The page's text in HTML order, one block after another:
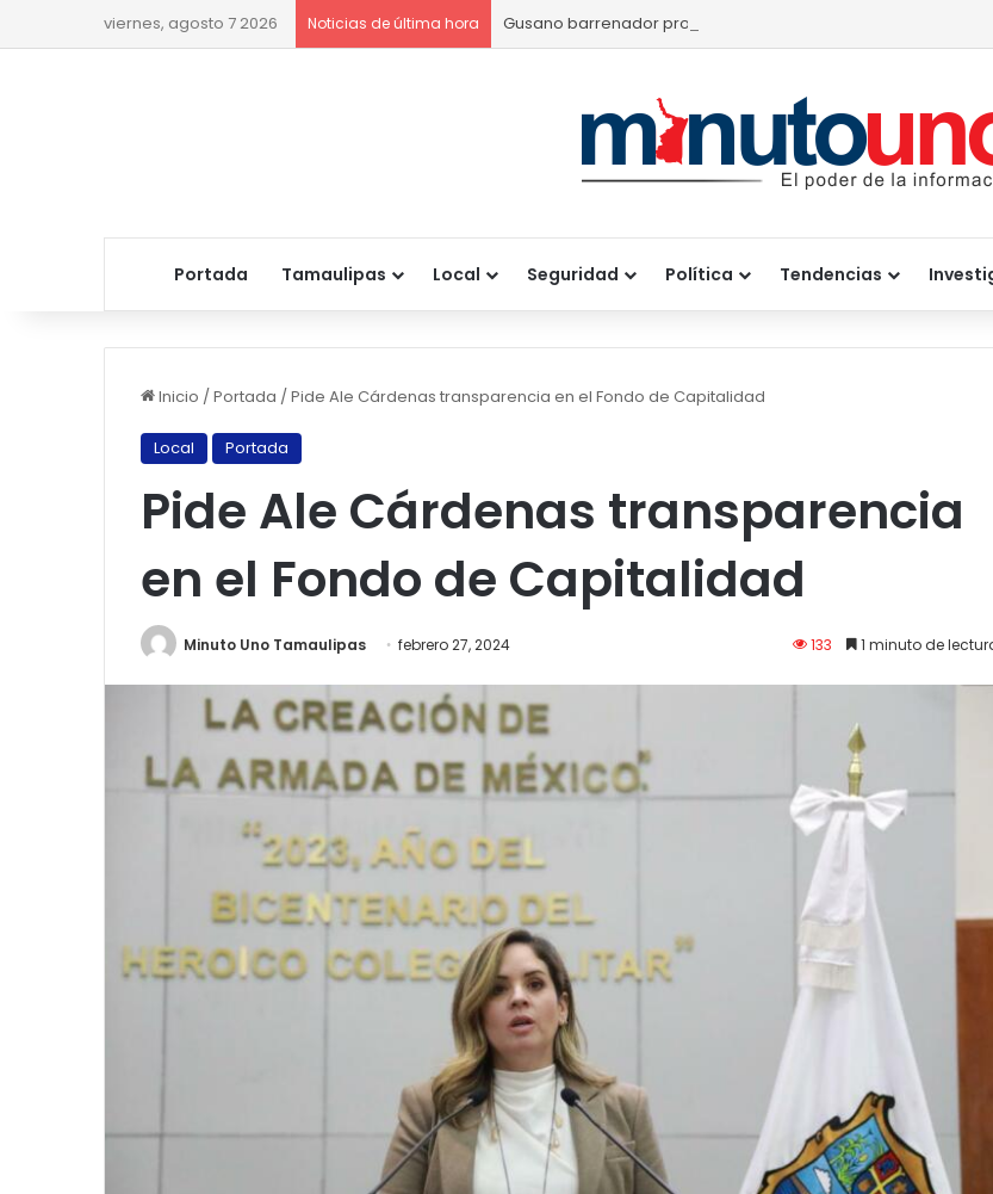
viernes, agosto 7 2026 Noticias de última hora Gusano barrenador provoca pérdidas de hasta 4 mil pesos
Portada Tamaulipas Local Seguridad Política Tendencias
Inicio /Portada /Pide Ale Cárdenas transparencia en el Fondo de Capitalidad
Local Portada
Pide Ale Cárdenas transparencia
en el Fondo de Capitalidad
Minuto Uno Tamaulipas febrero 27, 2024 133 1 minuto de